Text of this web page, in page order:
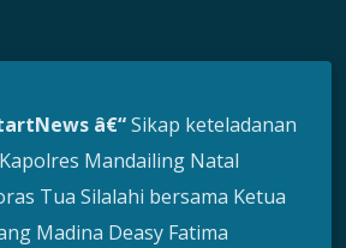
â€“Sikap keteladanan
Mandailing Natal
Tua Silalahi bersama Ketua
Madina Deasy Fatima